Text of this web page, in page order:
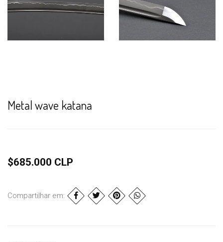
Metal wave katana
$685.000 CLP
Compartilhar em: